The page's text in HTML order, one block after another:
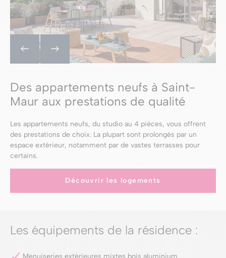
Les équipements de la résidence :
Menuiseries extérieures mixtes bois aluminium
Des appartements neufs à Saint-
Maur aux prestations de qualité
Les appartements neufs, du studio au 4 pièces, vous offrent
des prestations de choix. La plupart sont prolongés par un
espace extérieur, notamment par de vastes terrasses pour
certains.
Découvrir les logements